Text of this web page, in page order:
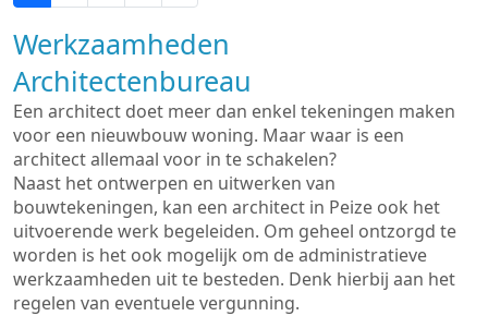
Werkzaamheden
Architectenbureau
Een architect doet meer dan enkel tekeningen maken
voor een nieuwbouw woning. Maar waar is een
architect allemaal voor in te schakelen?
Naast het ontwerpen en uitwerken van
bouwtekeningen, kan een architect in Peize ook het
uitvoerende werk begeleiden. Om geheel ontzorgd te
worden is het ook mogelijk om de administratieve
werkzaamheden uit te besteden. Denk hierbij aan het
regelen van eventuele vergunning.